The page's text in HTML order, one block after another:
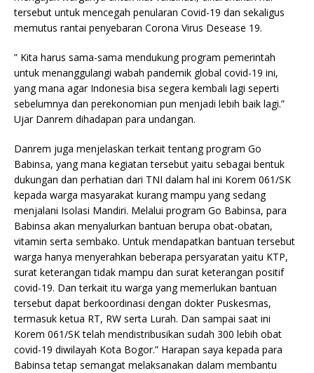
tersebut untuk mencegah penularan Covid-19 dan sekaligus
memutus rantai penyebaran Corona Virus Desease 19.
” Kita harus sama-sama mendukung program pemerintah
untuk menanggulangi wabah pandemik global covid-19 ini,
yang mana agar Indonesia bisa segera kembali lagi seperti
sebelumnya dan perekonomian pun menjadi lebih baik lagi.”
Ujar Danrem dihadapan para undangan.
Danrem juga menjelaskan terkait tentang program Go
Babinsa, yang mana kegiatan tersebut yaitu sebagai bentuk
dukungan dan perhatian dari TNI dalam hal ini Korem 061/SK
kepada warga masyarakat kurang mampu yang sedang
menjalani Isolasi Mandiri. Melalui program Go Babinsa, para
Babinsa akan menyalurkan bantuan berupa obat-obatan,
vitamin serta sembako. Untuk mendapatkan bantuan tersebut
warga hanya menyerahkan beberapa persyaratan yaitu KTP,
surat keterangan tidak mampu dan surat keterangan positif
covid-19. Dan terkait itu warga yang memerlukan bantuan
tersebut dapat berkoordinasi dengan dokter Puskesmas,
termasuk ketua RT, RW serta Lurah. Dan sampai saat ini
Korem 061/SK telah mendistribusikan sudah 300 lebih obat
covid-19 diwilayah Kota Bogor.” Harapan saya kepada para
Babinsa tetap semangat melaksanakan dalam membantu